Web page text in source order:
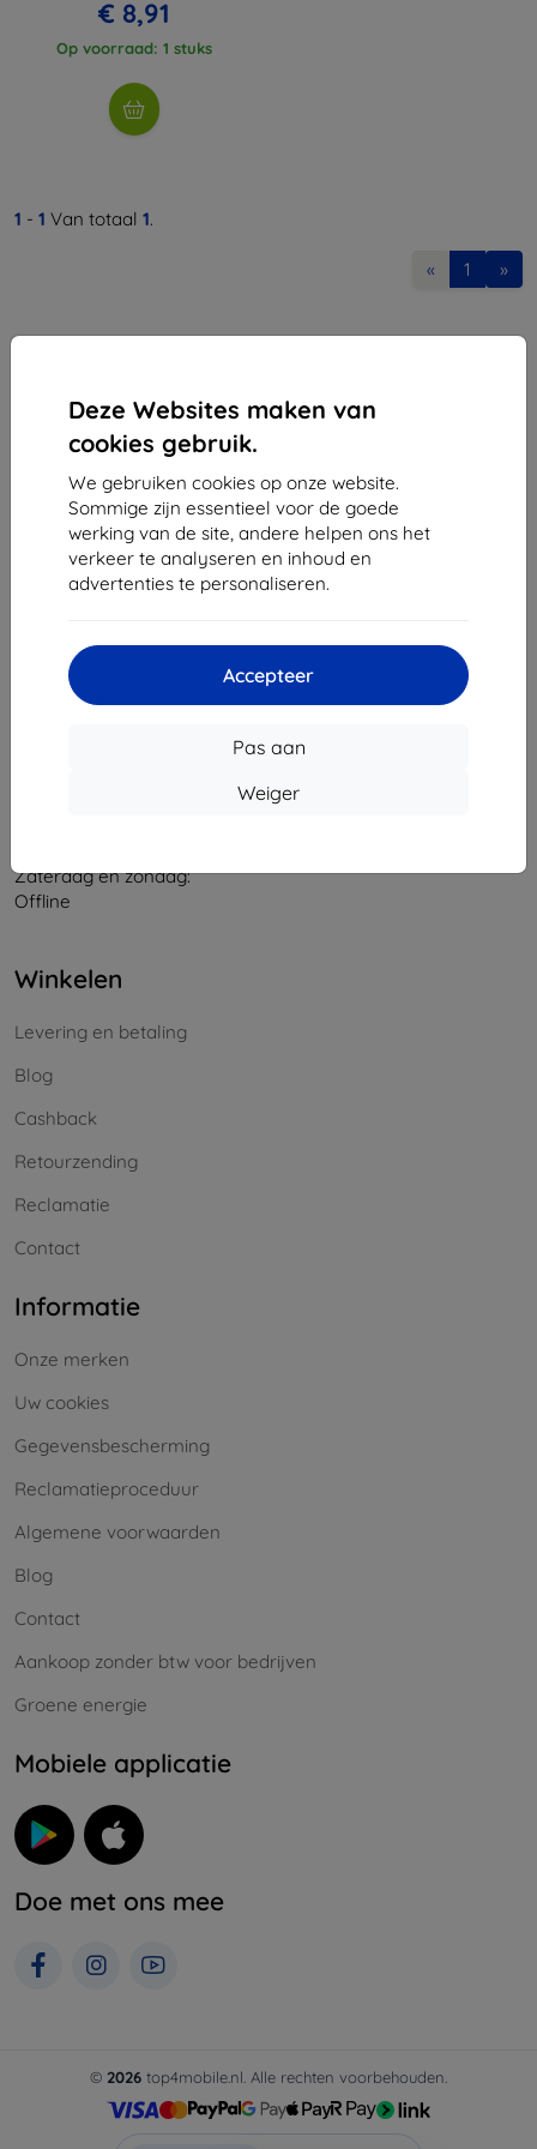
Deze Websites maken van
cookies gebruik.
We gebruiken cookies op onze website.
Sommige zijn essentieel voor de goede
werking van de site, andere helpen ons het
verkeer te analyseren en inhoud en
advertenties te personaliseren.
Accepteer
Pas aan
Weiger
€ 8,91
Op voorraad: 1 stuks
1 - 1 Van totaal 1.
« 1 »
Ulica Rudolfa Mocka 3750/2A
841 04 Bratislava
Bedrijfsnummer:46701494
BTW-nummer:SK2023549671
Contact
Zaterdag en zondag:
Offline
Winkelen
Levering en betaling
Blog
Cashback
Retourzending
Reclamatie
Contact
Informatie
Onze merken
Uw cookies
Gegevensbescherming
Reclamatieproceduur
Algemene voorwaarden
Blog
Contact
Aankoop zonder btw voor bedrijven
Groene energie
Mobiele applicatie
Doe met ons mee
© 2026 top4mobile.nl. Alle rechten voorbehouden.